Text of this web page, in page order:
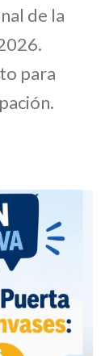
de la
para